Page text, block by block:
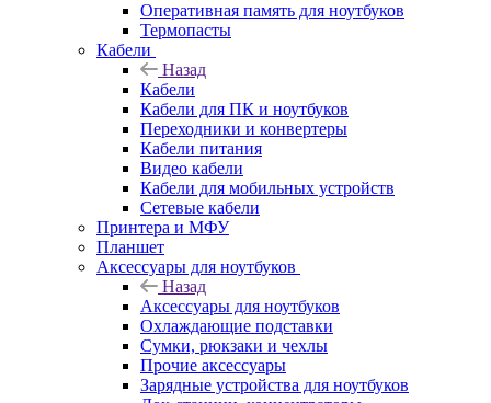
Оперативная память для ноутбуков
Термопасты
Кабели
Назад
Кабели
Кабели для ПК и ноутбуков
Переходники и конвертеры
Кабели питания
Видео кабели
Кабели для мобильных устройств
Сетевые кабели
Принтера и МФУ
Планшет
Аксессуары для ноутбуков
Назад
Аксессуары для ноутбуков
Охлаждающие подставки
Сумки, рюкзаки и чехлы
Прочие аксессуары
Зарядные устройства для ноутбуков